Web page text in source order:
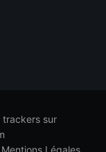
trackers sur
Mentions Légales